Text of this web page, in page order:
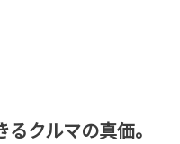
るクルマの真価。